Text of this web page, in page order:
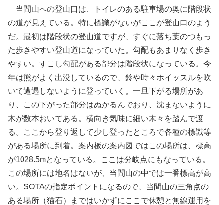
当間山への登山口は、トイレのある駐車場の奥に階段状
の道が見えている。特に標識がないがここが登山口のよう
だ。最初は階段状の登山道ですが、すぐに落ち葉のつもっ
た歩きやすい登山道になっていた。勾配もあまりなく歩き
やすい。すこし勾配がある部分は階段状になっている。今
年は熊がよく出没しているので、鈴や時々ホイッスルを吹
いて遭遇しないように登っていく。一旦下がる場所があ
り、この下がった部分はぬかるんでおり、沈まないように
木が数本おいてある。横向き気味に細い木々を踏んで渡
る。ここから登り返して少し登ったところで各種の標識等
がある場所に到着。案内板の案内図ではこの場所は、標高
が1028.5mとなっている。ここは分岐点にもなっている。
この場所には地名はないが、当間山の中では一番標高が高
い。SOTAの指定ポイントになるので、当間山の三角点の
ある場所（猫石）まではいかずにここで休憩と無線運用を